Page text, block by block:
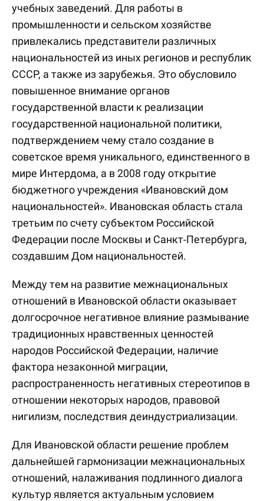
учебных заведений. Для работы в
промышленности и сельском хозяйстве
привлекались представители различных
национальностей из иных регионов и республик
СССР, а также из зарубежья. Это обусловило
повышенное внимание органов
государственной власти к реализации
государственной национальной политики,
подтверждением чему стало создание в
советское время уникального, единственного в
мире Интердома, а в 2008 году открытие
бюджетного учреждения «Ивановский дом
национальностей». Ивановская область стала
третьим по счету субъектом Российской
Федерации после Москвы и Санкт-Петербурга,
создавшим Дом национальностей.
Между тем на развитие межнациональных
отношений в Ивановской области оказывает
долгосрочное негативное влияние размывание
традиционных нравственных ценностей
народов Российской Федерации, наличие
фактора незаконной миграции,
распространенность негативных стереотипов в
отношении некоторых народов, правовой
нигилизм, последствия деиндустриализации.
Для Ивановской области решение проблем
дальнейшей гармонизации межнациональных
отношений, налаживания подлинного диалога
культур является актуальным условием